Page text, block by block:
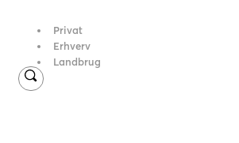
Privat
Erhverv
Landbrug